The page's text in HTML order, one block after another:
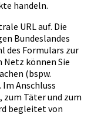
handeln.
URL auf. Die
Bundeslandes
des Formulars zur
können Sie
(bspw.
Anschluss
Täter und zum
begleitet von